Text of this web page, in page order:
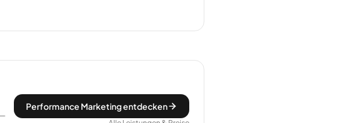
Performance Marketing entdecken